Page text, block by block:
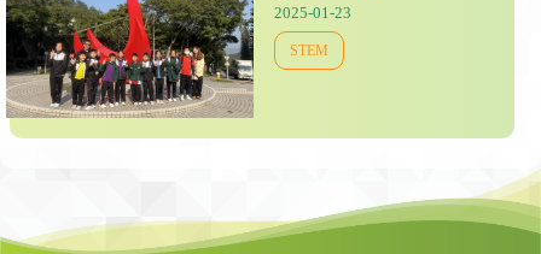
2025-01-23
STEM